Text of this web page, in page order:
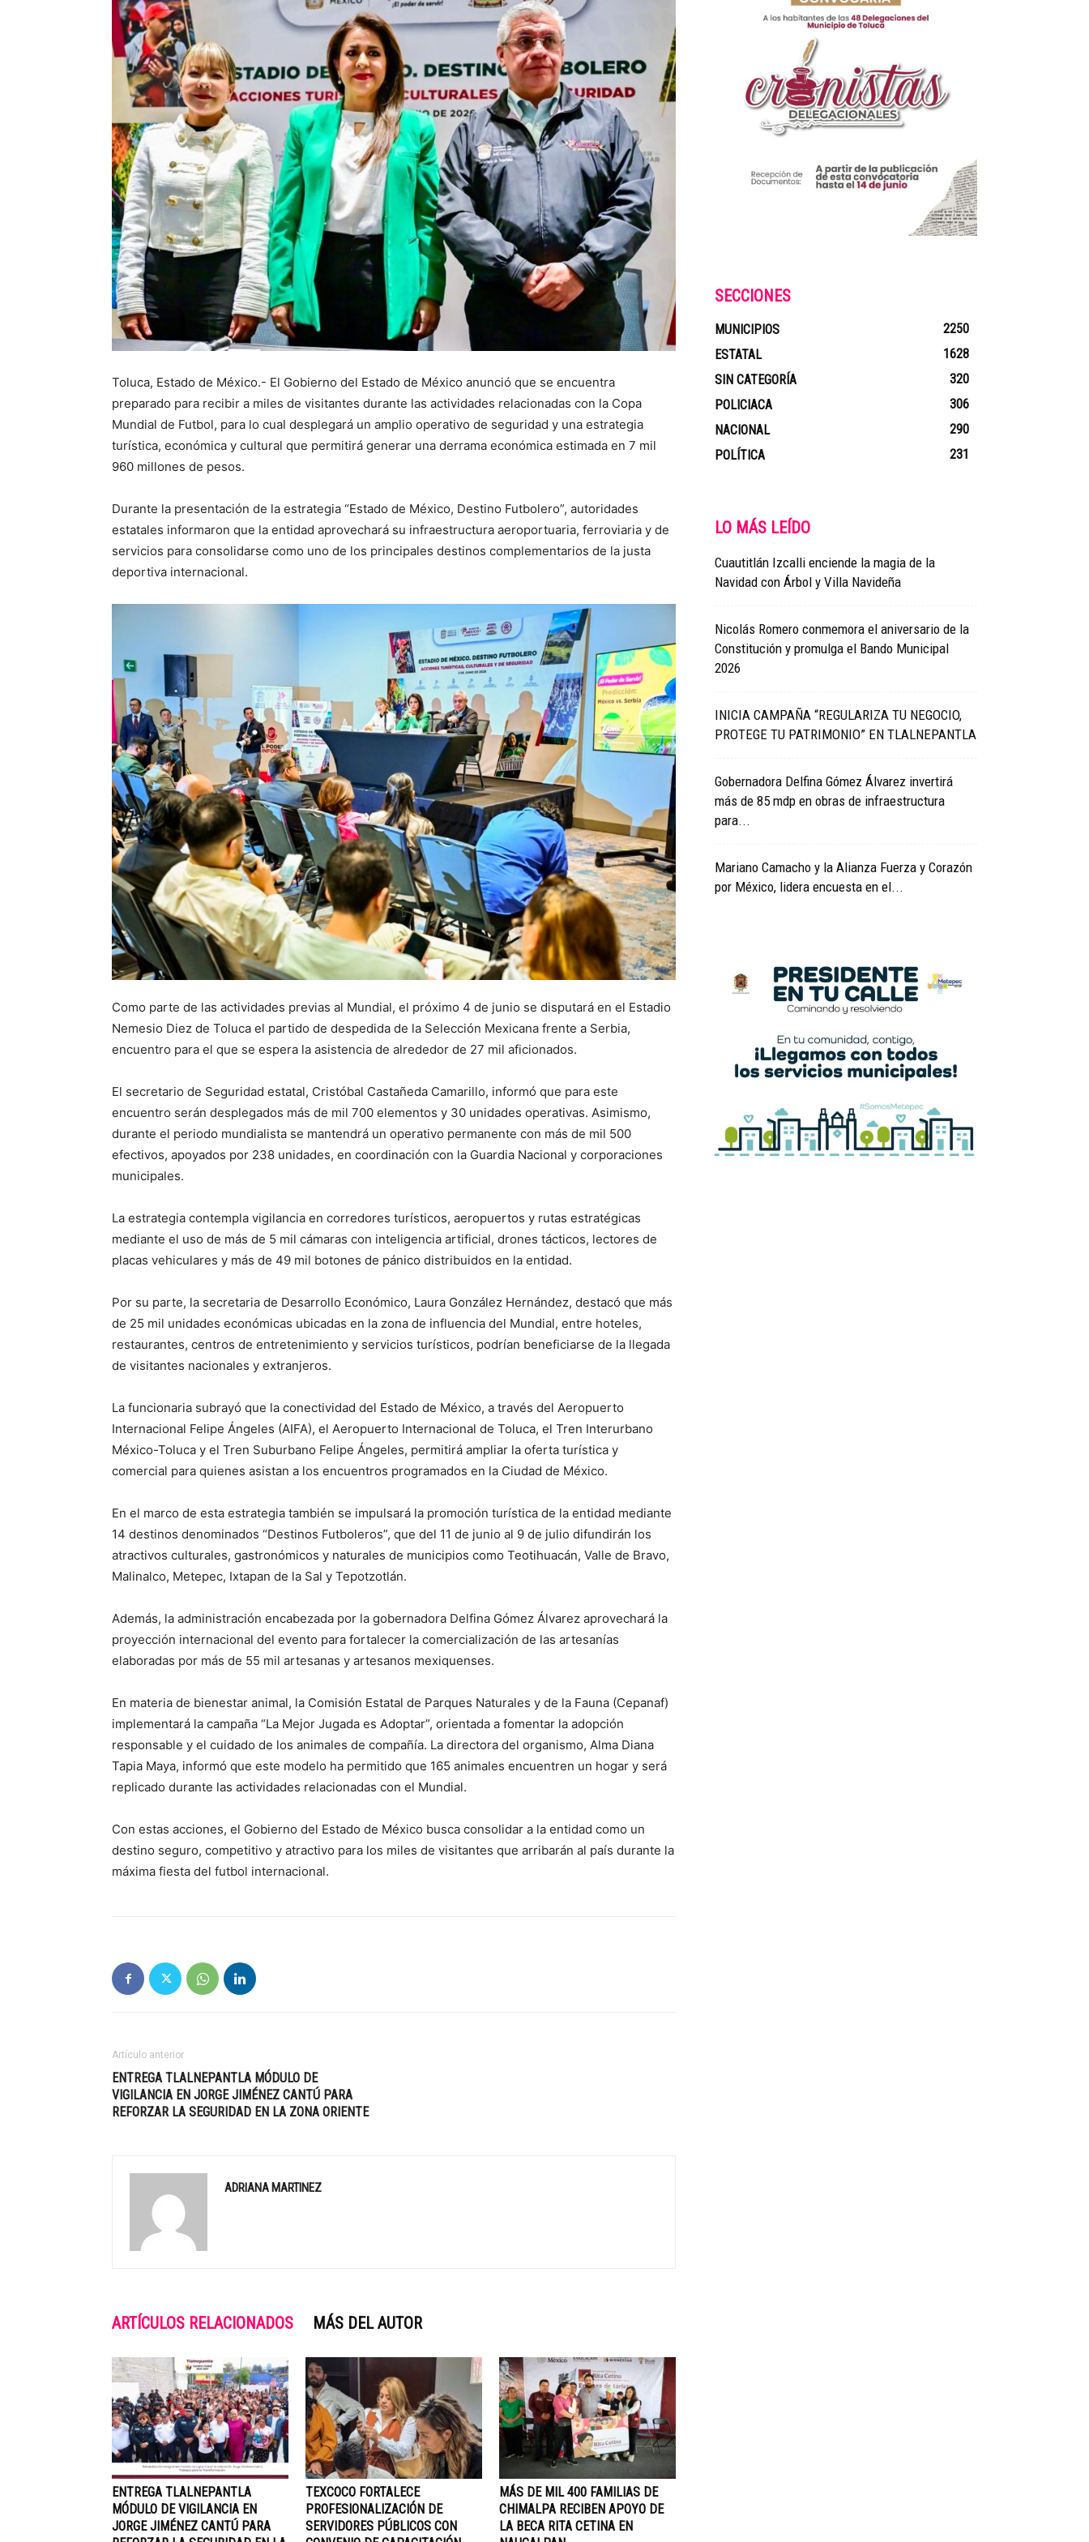
Toluca, Estado de México.- El Gobierno del Estado de México anunció que se encuentra
preparado para recibir a miles de visitantes durante las actividades relacionadas con la Copa
Mundial de Futbol, para lo cual desplegará un amplio operativo de seguridad y una estrategia
turística, económica y cultural que permitirá generar una derrama económica estimada en 7 mil
960 millones de pesos.
Durante la presentación de la estrategia “Estado de México, Destino Futbolero”, autoridades
estatales informaron que la entidad aprovechará su infraestructura aeroportuaria, ferroviaria y de
servicios para consolidarse como uno de los principales destinos complementarios de la justa
deportiva internacional.
Como parte de las actividades previas al Mundial, el próximo 4 de junio se disputará en el Estadio
Nemesio Diez de Toluca el partido de despedida de la Selección Mexicana frente a Serbia,
encuentro para el que se espera la asistencia de alrededor de 27 mil aficionados.
El secretario de Seguridad estatal, Cristóbal Castañeda Camarillo, informó que para este
encuentro serán desplegados más de mil 700 elementos y 30 unidades operativas. Asimismo,
durante el periodo mundialista se mantendrá un operativo permanente con más de mil 500
efectivos, apoyados por 238 unidades, en coordinación con la Guardia Nacional y corporaciones
municipales.
La estrategia contempla vigilancia en corredores turísticos, aeropuertos y rutas estratégicas
mediante el uso de más de 5 mil cámaras con inteligencia artificial, drones tácticos, lectores de
placas vehiculares y más de 49 mil botones de pánico distribuidos en la entidad.
Por su parte, la secretaria de Desarrollo Económico, Laura González Hernández, destacó que más
de 25 mil unidades económicas ubicadas en la zona de influencia del Mundial, entre hoteles,
restaurantes, centros de entretenimiento y servicios turísticos, podrían beneficiarse de la llegada
de visitantes nacionales y extranjeros.
La funcionaria subrayó que la conectividad del Estado de México, a través del Aeropuerto
Internacional Felipe Ángeles (AIFA), el Aeropuerto Internacional de Toluca, el Tren Interurbano
México-Toluca y el Tren Suburbano Felipe Ángeles, permitirá ampliar la oferta turística y
comercial para quienes asistan a los encuentros programados en la Ciudad de México.
En el marco de esta estrategia también se impulsará la promoción turística de la entidad mediante
14 destinos denominados “Destinos Futboleros”, que del 11 de junio al 9 de julio difundirán los
atractivos culturales, gastronómicos y naturales de municipios como Teotihuacán, Valle de Bravo,
Malinalco, Metepec, Ixtapan de la Sal y Tepotzotlán.
Además, la administración encabezada por la gobernadora Delfina Gómez Álvarez aprovechará la
proyección internacional del evento para fortalecer la comercialización de las artesanías
elaboradas por más de 55 mil artesanas y artesanos mexiquenses.
En materia de bienestar animal, la Comisión Estatal de Parques Naturales y de la Fauna (Cepanaf)
implementará la campaña “La Mejor Jugada es Adoptar”, orientada a fomentar la adopción
responsable y el cuidado de los animales de compañía. La directora del organismo, Alma Diana
Tapia Maya, informó que este modelo ha permitido que 165 animales encuentren un hogar y será
replicado durante las actividades relacionadas con el Mundial.
Con estas acciones, el Gobierno del Estado de México busca consolidar a la entidad como un
destino seguro, competitivo y atractivo para los miles de visitantes que arribarán al país durante la
máxima fiesta del futbol internacional.
Artículo anterior
ENTREGA TLALNEPANTLA MÓDULO DE
VIGILANCIA EN JORGE JIMÉNEZ CANTÚ PARA
REFORZAR LA SEGURIDAD EN LA ZONA ORIENTE
ADRIANA MARTINEZ
ARTÍCULOS RELACIONADOS MÁS DEL AUTOR
ENTREGA TLALNEPANTLA
MÓDULO DE VIGILANCIA EN
JORGE JIMÉNEZ CANTÚ PARA
TEXCOCO FORTALECE
PROFESIONALIZACIÓN DE
SERVIDORES PÚBLICOS CON
MÁS DE MIL 400 FAMILIAS DE
CHIMALPA RECIBEN APOYO DE
LA BECA RITA CETINA EN
SECCIONES
MUNICIPIOS
2250
ESTATAL
1628
SIN CATEGORÍA
320
POLICIACA
306
NACIONAL
290
POLÍTICA
231
LO MÁS LEÍDO
Cuautitlán Izcalli enciende la magia de la
Navidad con Árbol y Villa Navideña
Nicolás Romero conmemora el aniversario de la
Constitución y promulga el Bando Municipal
2026
INICIA CAMPAÑA “REGULARIZA TU NEGOCIO,
PROTEGE TU PATRIMONIO” EN TLALNEPANTLA
Gobernadora Delfina Gómez Álvarez invertirá
más de 85 mdp en obras de infraestructura
para...
Mariano Camacho y la Alianza Fuerza y Corazón
por México, lidera encuesta en el...